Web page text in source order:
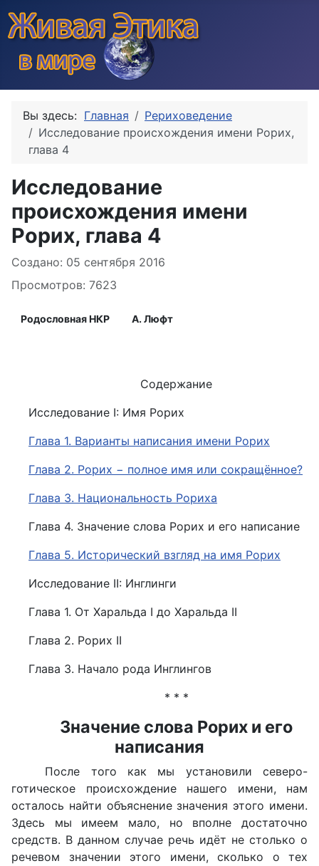
Вы здесь: Главная
Рериховедение
Исследование происхождения имени Рорих,
глава 4
Исследование
происхождения имени
Рорих, глава 4
Информация о материале
Создано: 05 сентября 2016
Просмотров: 7623
Родословная НКР А. Люфт
Содержание
Исследование I: Имя Рорих
Глава 1. Варианты написания имени Рорих
Глава 2. Рорих − полное имя или сокращённое?
Глава 3. Национальность Рориха
Глава 4. Значение слова Рорих и его написание
Глава 5. Исторический взгляд на имя Рорих
Исследование II: Инглинги
Глава 1. От Харальда I до Харальда II
Глава 2. Рорих II
Глава 3. Начало рода Инглингов
* * *
Значение слова Рорих и его
написания
После того как мы установили северо-
готическое происхождение нашего имени, нам
осталось найти объяснение значения этого имени.
Здесь мы имеем мало, но вполне достаточно
средств. В данном случае речь идёт не столько о
речевом значении этого имени, сколько о тех